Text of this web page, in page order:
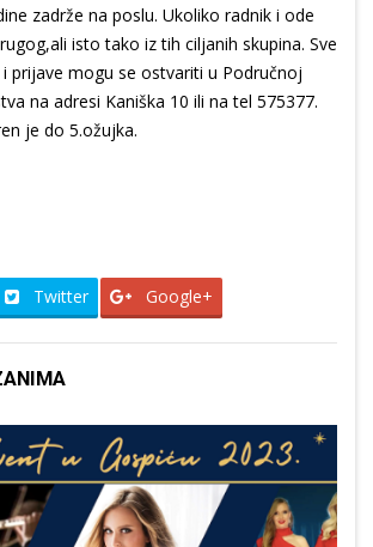
zadrže na poslu. Ukoliko radnik i ode
isto tako iz tih ciljanih skupina. Sve
prijave mogu se ostvariti u Područnoj
na adresi Kaniška 10 ili na tel 575377.
je do 5.ožujka.
Twitter Google+